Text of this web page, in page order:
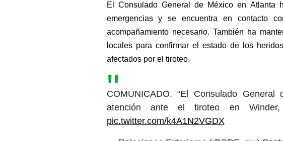
El Consulado General de México en Atlanta
emergencias y se encuentra en contacto
acompañamiento necesario. También ha
locales para confirmar el estado de los
afectados por el tiroteo.
COMUNICADO. “El Consulado
atención ante el tiroteo en Winder,
pic.twitter.com/k4A1N2VGDX